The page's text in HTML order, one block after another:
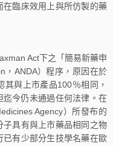
臨床效用上與所仿製的藥
Act下之「簡易新藥申
，ANDA）程序，原因在於
與上市產品100％相同，
今仍未通過任何法律。在
Agency）所發布的
具有與上市藥品相同之物
有少部分生技學名藥在歐